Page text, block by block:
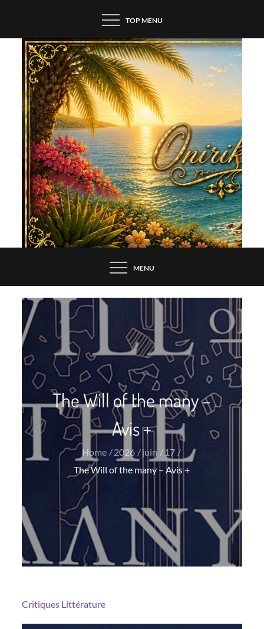
content
TOP MENU
MENU
The Will of the many –
Avis +
Home 2026 juin
17
The Will of the many – Avis +
Critiques Littérature